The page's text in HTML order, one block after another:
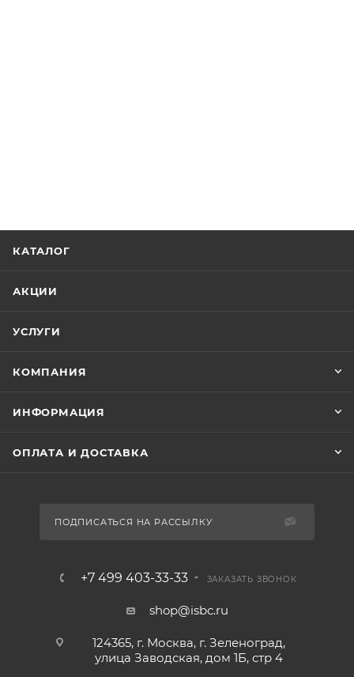
КАТАЛОГ
АКЦИИ
УСЛУГИ
КОМПАНИЯ
ИНФОРМАЦИЯ
ОПЛАТА И ДОСТАВКА
ПОДПИСАТЬСЯ НА РАССЫЛКУ
+7 499 403-33-33 ЗАКАЗАТЬ ЗВОНОК
shop@isbc.ru
124365, г. Москва, г. Зеленоград,
улица Заводская, дом 1Б, стр 4